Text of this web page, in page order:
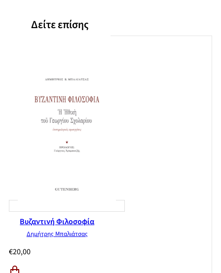
Δείτε επίσης
Βυζαντινή Φιλοσοφία
Δημήτρης Μπαλιάτσας
€20,00